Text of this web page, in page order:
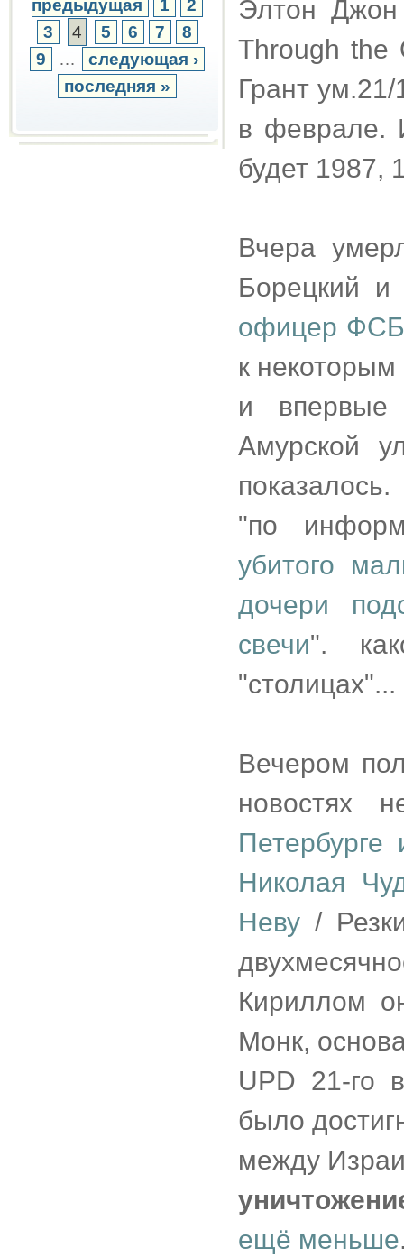
предыдущая 1
2
3
4 5 6 7
8
9
…
следующая ›
последняя »
Элтон
Through the
Грант
в феврале.
будет 1987,
Вчера
Борецкий
офицер ФСБ
к
и
Амурской
"по
убитого
дочери
свечи".
"столицах"...
Вечером
новостях
Николая
Неву /
Кириллом
Монк,
UPD 21-го
было
между
ещё меньше